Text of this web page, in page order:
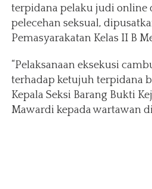
u
k
d
A
e
h
B
terpidana pelaku judi online
pelecehan seksual,
Pemasyarakatan Kelas II B
“Pelaksanaan eksekusi
terhadap ketujuh terpidana
Kepala Seksi Barang Bukti
Mawardi kepada wartawan